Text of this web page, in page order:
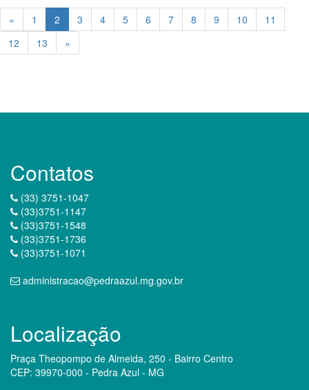
« 1 2 3 4 5 6 7 8 9 10
11
12
13 »
Contatos
(33) 3751-1047
(33)3751-1147
(33)3751-1548
(33)3751-1736
(33)3751-1071
administracao@pedraazul.mg.gov.br
Localização
Praça Theopompo de Almeida, 250 - Bairro Centro
CEP: 39970-000 - Pedra Azul - MG